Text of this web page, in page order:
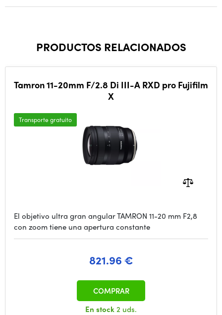
PRODUCTOS RELACIONADOS
Tamron 11-20mm F/2.8 Di III-A RXD pro Fujifilm
X
Transporte gratuito
El objetivo ultra gran angular TAMRON 11-20 mm F2,8
con zoom tiene una apertura constante
821.96 €
En stock2 uds.
COMPRAR